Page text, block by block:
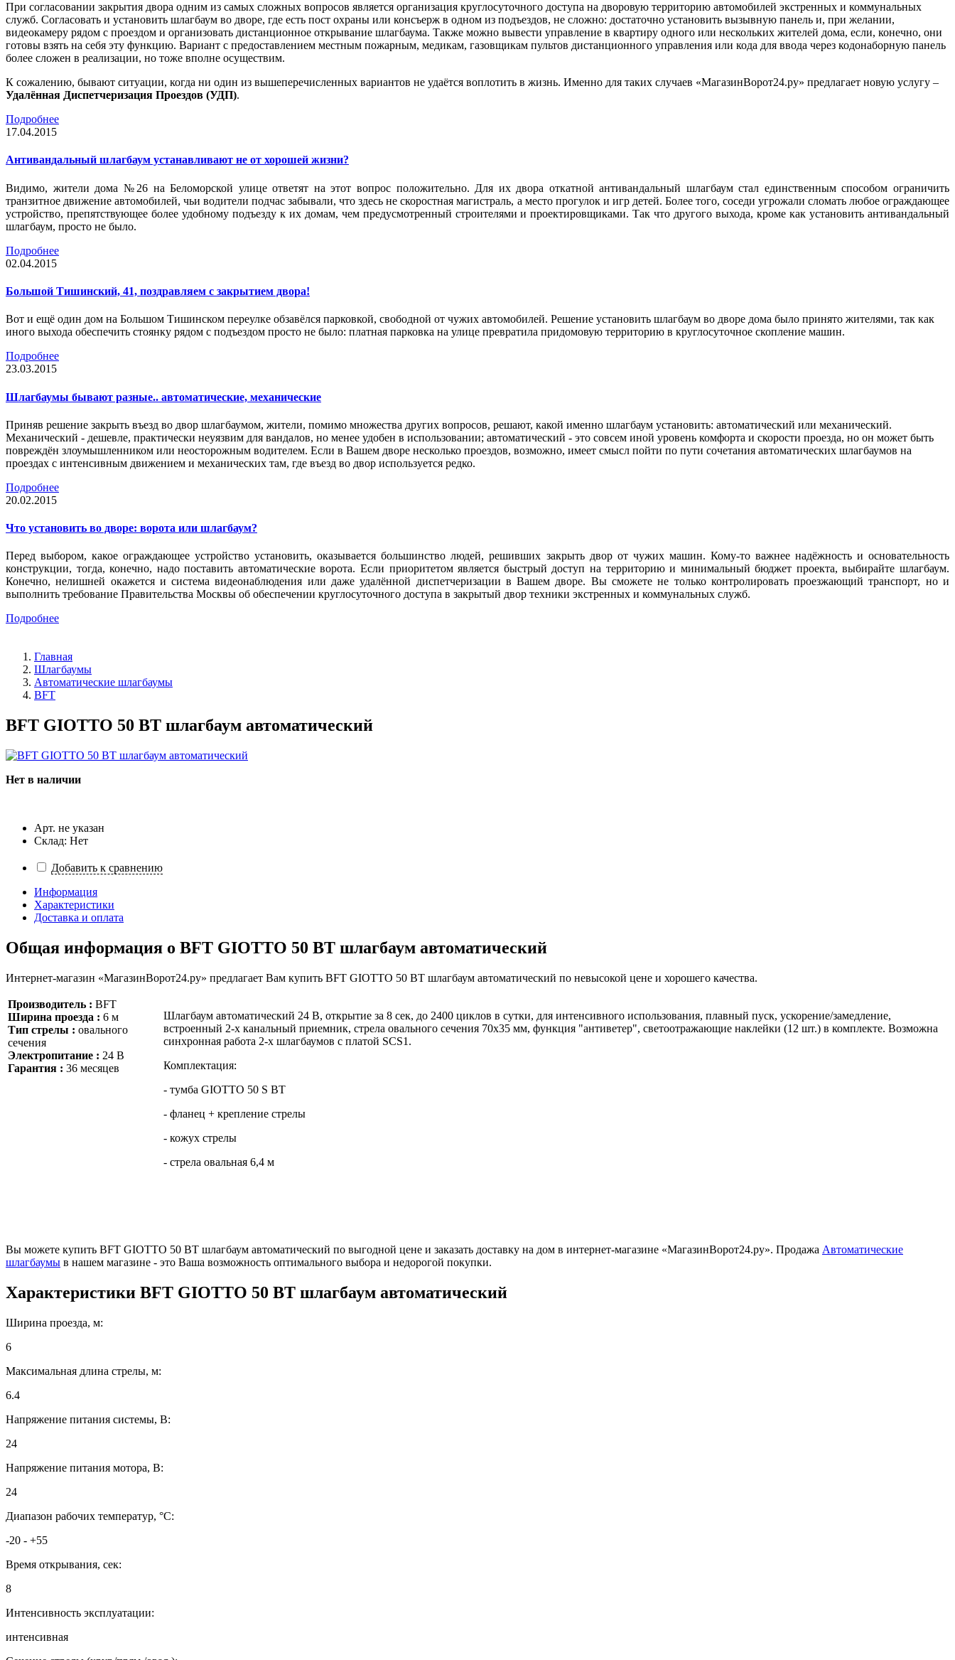
При согласовании закрытия двора одним из самых сложных вопросов является организация круглосуточного доступа на дворовую территорию автомобилей экстренных и коммунальных
служб. Согласовать и установить шлагбаум во дворе, где есть пост охраны или консъерж в одном из подъездов, не сложно: достаточно установить вызывную панель и, при желании,
видеокамеру рядом с проездом и организовать дистанционное открывание шлагбаума. Также можно вывести управление в квартиру одного или нескольких жителей дома, если, конечно, они
готовы взять на себя эту функцию. Вариант с предоставлением местным пожарным, медикам, газовщикам пультов дистанционного управления или кода для ввода через кодонаборную панель
более сложен в реализации, но тоже вполне осуществим.
К сожалению, бывают ситуации, когда ни один из вышеперечисленных вариантов не удаётся воплотить в жизнь. Именно для таких случаев «МагазинВорот24.ру» предлагает новую услугу –
Удалённая Диспетчеризация Проездов (УДП).
Подробнее
17.04.2015
Антивандальный шлагбаум устанавливают не от хорошей жизни?
Видимо, жители дома №26 на Беломорской улице ответят на этот вопрос положительно. Для их двора откатной антивандальный шлагбаум стал единственным способом ограничить
транзитное движение автомобилей, чьи водители подчас забывали, что здесь не скоростная магистраль, а место прогулок и игр детей. Более того, соседи угрожали сломать любое ограждающее
устройство, препятствующее более удобному подъезду к их домам, чем предусмотренный строителями и проектировщиками. Так что другого выхода, кроме как установить антивандальный
шлагбаум, просто не было.
Подробнее
02.04.2015
Большой Тишинский, 41, поздравляем с закрытием двора!
Вот и ещё один дом на Большом Тишинском переулке обзавёлся парковкой, свободной от чужих автомобилей. Решение установить шлагбаум во дворе дома было принято жителями, так как
иного выхода обеспечить стоянку рядом с подъездом просто не было: платная парковка на улице превратила придомовую территорию в круглосуточное скопление машин.
Подробнее
23.03.2015
Шлагбаумы бывают разные.. автоматические, механические
Приняв решение закрыть въезд во двор шлагбаумом, жители, помимо множества других вопросов, решают, какой именно шлагбаум установить: автоматический или механический.
Механический - дешевле, практически неуязвим для вандалов, но менее удобен в использовании; автоматический - это совсем иной уровень комфорта и скорости проезда, но он может быть
повреждён злоумышленником или неосторожным водителем. Если в Вашем дворе несколько проездов, возможно, имеет смысл пойти по пути сочетания автоматических шлагбаумов на
проездах с интенсивным движением и механических там, где въезд во двор используется редко.
Подробнее
20.02.2015
Что установить во дворе: ворота или шлагбаум?
Перед выбором, какое ограждающее устройство установить, оказывается большинство людей, решивших закрыть двор от чужих машин. Кому-то важнее надёжность и основательность
конструкции, тогда, конечно, надо поставить автоматические ворота. Если приоритетом является быстрый доступ на территорию и минимальный бюджет проекта, выбирайте шлагбаум.
Конечно, нелишней окажется и система видеонаблюдения или даже удалённой диспетчеризации в Вашем дворе. Вы сможете не только контролировать проезжающий транспорт, но и
выполнить требование Правительства Москвы об обеспечении круглосуточного доступа в закрытый двор техники экстренных и коммунальных служб.
Подробнее
Главная
Шлагбаумы
Автоматические шлагбаумы
BFT
BFT GIOTTO 50 BT шлагбаум автоматический
Нет в наличии
Арт. не указан
Склад: Нет
Добавить к сравнению
Информация
Характеристики
Доставка и оплата
Общая информация о BFT GIOTTO 50 BT шлагбаум автоматический
Интернет-магазин «МагазинВорот24.ру» предлагает Вам купить BFT GIOTTO 50 BT шлагбаум автоматический по невысокой цене и хорошего качества.
Производитель : BFT
Ширина проезда : 6 м
Тип стрелы : овального
сечения
Электропитание : 24 В
Гарантия : 36 месяцев
Шлагбаум автоматический 24 В, открытие за 8 сек, до 2400 циклов в сутки, для интенсивного использования, плавный пуск, ускорение/замедление,
встроенный 2-х канальный приемник, стрела овального сечения 70х35 мм, функция "антиветер", светоотражающие наклейки (12 шт.) в комплекте. Возможна
синхронная работа 2-х шлагбаумов с платой SCS1.
Комплектация:
- тумба GIOTTO 50 S BT
- фланец + крепление стрелы
- кожух стрелы
- стрела овальная 6,4 м
Вы можете купить BFT GIOTTO 50 BT шлагбаум автоматический по выгодной цене и заказать доставку на дом в интернет-магазине «МагазинВорот24.ру». Продажа Автоматические
шлагбаумы в нашем магазине - это Ваша возможность оптимального выбора и недорогой покупки.
Характеристики BFT GIOTTO 50 BT шлагбаум автоматический
Ширина проезда, м:
6
Максимальная длина стрелы, м:
6.4
Напряжение питания системы, В:
24
Напряжение питания мотора, В:
24
Диапазон рабочих температур, °C:
-20 - +55
Время открывания, сек:
8
Интенсивность эксплуатации:
интенсивная